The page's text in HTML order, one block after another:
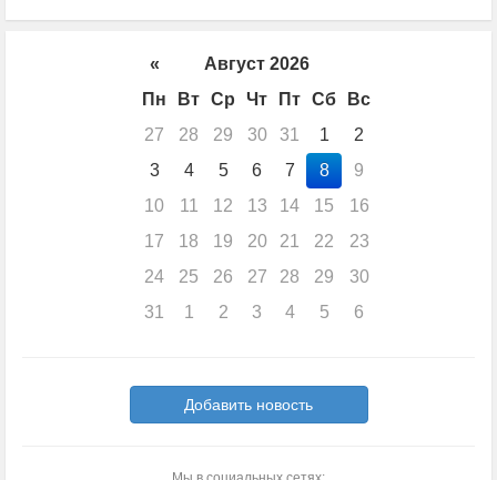
«
Август 2026
Пн
Вт Ср Чт Пт Сб
Вс
27
28 29 30 31 1
2
3
4 5 6 7 8
9
10
11 12 13 14 15
16
17
18 19 20 21 22
23
24
25 26 27 28 29
30
31
1 2 3 4 5 6
Добавить новость